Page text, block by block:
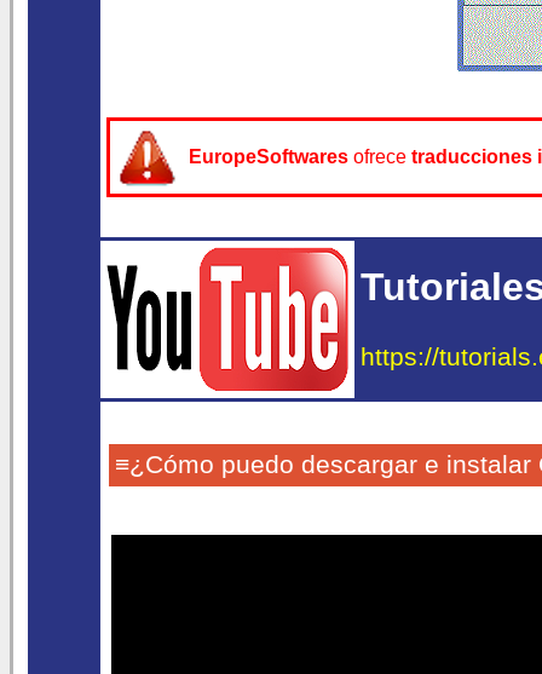
EuropeSoftwares ofrece traducciones
https://
≡¿Cómo puedo descargar e